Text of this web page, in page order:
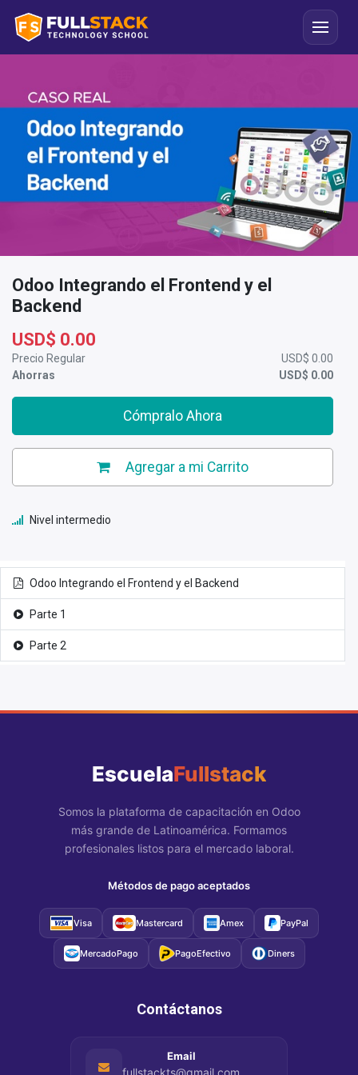
Odoo Integrando el Frontend y el
Backend
USD$ 0.00
Precio Regular USD$ 0.00
Ahorras
USD$ 0.00
Cómpralo Ahora
Agregar a mi Carrito
Nivel intermedio
Odoo Integrando el Frontend y el Backend
Parte 1
Parte 2
EscuelaFullstack
Somos la plataforma de capacitación en Odoo
más grande de Latinoamérica. Formamos
profesionales listos para el mercado laboral.
Métodos de pago aceptados
Visa Mastercard Amex PayPal
MercadoPago PagoEfectivo Diners
Contáctanos
Email
fullstackts@gmail.com